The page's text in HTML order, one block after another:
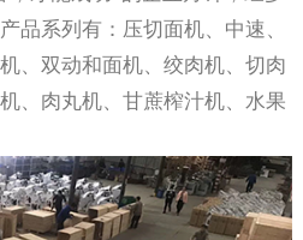
品系列有：压切面机、中速、
、双动和面机、绞肉机、切肉
、肉丸机、甘蔗榨汁机、水果